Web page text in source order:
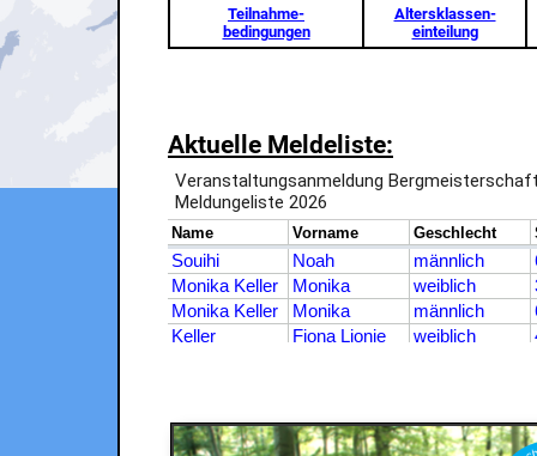
Teilnahme-
bedingungen
Altersklassen-
einteilung
Aktuelle Meldeliste: